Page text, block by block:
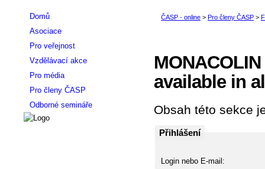
available in
Obsah této sekce
Přihlášení
Login nebo E-mail:
Domů
Asociace
Pro veřejnost
Vzdělávací akce
Pro média
Pro členy ČASP
Odborné semináře